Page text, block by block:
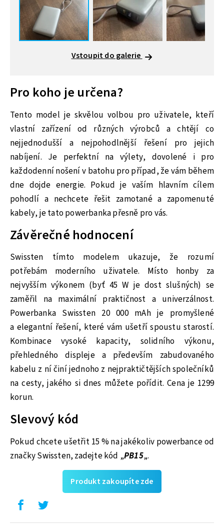
Vstoupit do galerie
Pro koho je určena?
Tento model je skvělou volbou pro uživatele, kteří
vlastní zařízení od různých výrobců a chtějí co
nejjednodušší a nejpohodlnější řešení pro jejich
nabíjení. Je perfektní na výlety, dovolené i pro
každodenní nošení v batohu pro případ, že vám během
dne dojde energie. Pokud je vaším hlavním cílem
pohodlí a nechcete řešit zamotané a zapomenuté
kabely, je tato powerbanka přesně pro vás.
Závěrečné hodnocení
Swissten tímto modelem ukazuje, že rozumí
potřebám moderního uživatele. Místo honby za
nejvyšším výkonem (byť 45 W je dost slušných) se
zaměřil na maximální praktičnost a univerzálnost.
Powerbanka Swissten 20 000 mAh je promyšlené
a elegantní řešení, které vám ušetří spoustu starostí.
Kombinace vysoké kapacity, solidního výkonu,
přehledného displeje a především zabudovaného
kabelu z ní činí jednoho z nejpraktičtějších společníků
na cesty, jakého si dnes můžete pořídit. Cena je 1299
korun.
Slevový kód
Pokud chcete ušetřit 15 % na jakékoliv powerbance od
značky Swissten, zadejte kód „PB15„.
Produkt zakoupíte zde